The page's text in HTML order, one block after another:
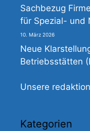
Sachbezug
für Spezial- und
10. März 2026
Neue
Betriebsstätten
Unsere
Kategorien